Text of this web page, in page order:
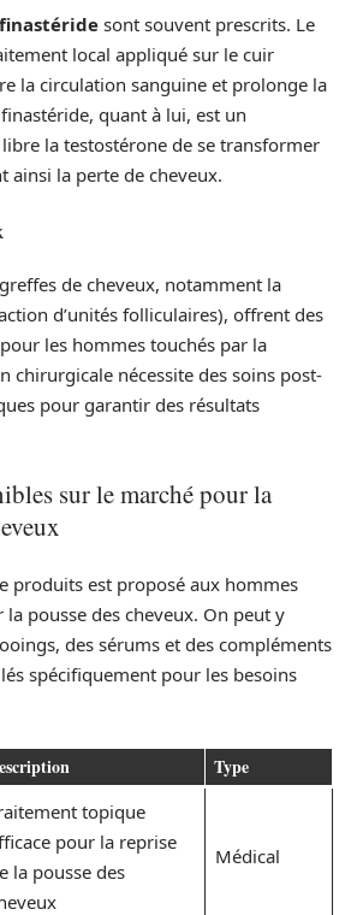
finastéride sont souvent prescrits. Le
local appliqué sur le cuir
la circulation sanguine et prolonge la
quant à lui, est un
la testostérone de se transformer
ainsi la perte de cheveux.
de cheveux, notamment la
d’unités folliculaires), offrent des
les hommes touchés par la
chirurgicale nécessite des soins post-
pour garantir des résultats
sur le marché pour la
produits est proposé aux hommes
pousse des cheveux. On peut y
des sérums et des compléments
spécifiquement pour les besoins
Type
topique
pour la reprise
la pousse des
Médical